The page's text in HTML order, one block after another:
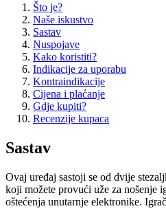
Što je?
Naše iskustvo
Sastav
Nuspojave
Kako koristiti?
Indikacije za uporabu
Kontraindikacije
Cijena i plaćanje
Gdje kupiti?
Recenzije kupaca
Sastav
Ovaj uređaj sastoji se od dvije
koji možete provući uže za nošenje
oštećenja unutarnje elektronike.